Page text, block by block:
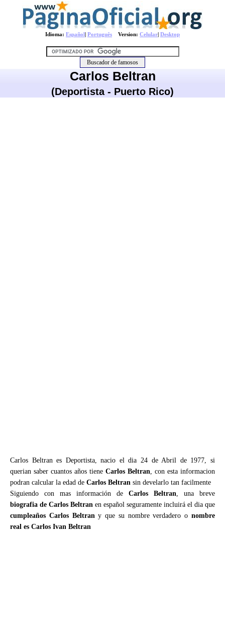
Idioma: Español| Português Version: Celular| Desktop
Carlos Beltran
(Deportista - Puerto Rico)
Carlos Beltran es Deportista, nacio el dia 24 de Abril de 1977, si
querian saber cuantos años tiene Carlos Beltran, con esta informacion
podran calcular la edad de Carlos Beltran sin develarlo tan facilmente
Siguiendo con mas información de Carlos Beltran, una breve
biografia de Carlos Beltran en español seguramente incluirá el dia que
cumpleaños Carlos Beltrany que su nombre verdadero onombre
real es Carlos Ivan Beltran